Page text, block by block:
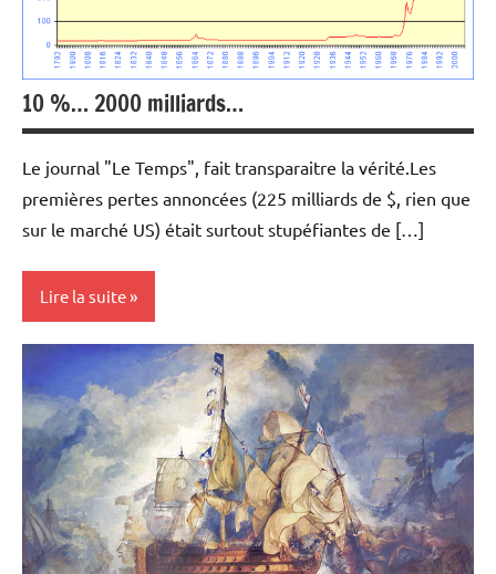
10 %… 2000 milliards…
Le journal "Le Temps", fait transparaitre la vérité.Les
premières pertes annoncées (225 milliards de $, rien que
sur le marché US) était surtout stupéfiantes de […]
Lire la suite
Actualités
Immobilier